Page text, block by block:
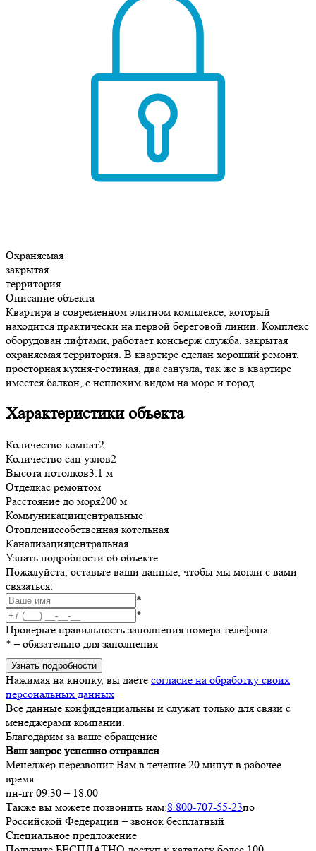
Охраняемая
закрытая
территория
Описание объекта
Квартира в современном элитном комплексе, который
находится практически на первой береговой линии. Комплекс
оборудован лифтами, работает консьерж служба, закрытая
охраняемая территория. В квартире сделан хороший ремонт,
просторная кухня-гостиная, два санузла, так же в квартире
имеется балкон, с неплохим видом на море и город.
Характеристики объекта
Количество комнат2
Количество сан узлов2
Высота потолков3.1 м
Отделкас ремонтом
Расстояние до моря200 м
Коммуникациицентральные
Отоплениесобственная котельная
Канализацияцентральная
Узнать подробности об объекте
Пожалуйста, оставьте ваши данные, чтобы мы могли с вами
связаться:
*
*
Проверьте правильность заполнения номера телефона
* – обязательно для заполнения
Узнать подробности
Нажимая на кнопку, вы даете согласие на обработку своих
персональных данных
Все данные конфиденциальны и служат только для связи с
менеджерами компании.
Благодарим за ваше обращение
Ваш запрос успешно отправлен
Менеджер перезвонит Вам в течение 20 минут в рабочее
время.
пн-пт 09:30 – 18:00
Также вы можете позвонить нам:8 800-707-55-23по
Российской Федерации – звонок бесплатный
Специальное предложение